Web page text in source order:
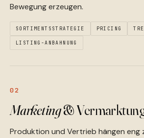
Bewegung erzeugen.
SORTIMENTSSTRATEGIE PRICING
LISTING-ANBAHNUNG
02
Marketing&
Produktion und Vertrieb hängen eng